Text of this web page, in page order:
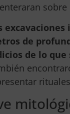
de
de lo